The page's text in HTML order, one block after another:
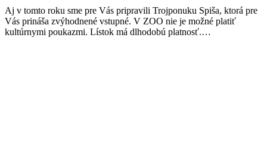
Aj v tomto roku sme pre Vás pripravili Trojponuku Spiša, ktorá pre
Vás prináša zvýhodnené vstupné. V ZOO nie je možné platiť
kultúrnymi poukazmi. Lístok má dlhodobú platnosť.…